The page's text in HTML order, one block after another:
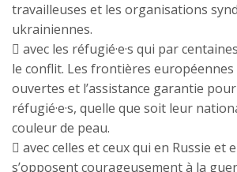
travailleuses et les organisations
ukrainiennes.
 avec les réfugié·e·s qui par
le conflit. Les frontières
ouvertes et l’assistance garantie pour
réfugié·e·s, quelle que soit leur
couleur de peau.
 avec celles et ceux qui en Russie et
s’opposent courageusement à la